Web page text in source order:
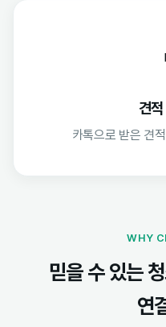
견
카톡으로 받은 견
WHY
믿을 수 있는
연